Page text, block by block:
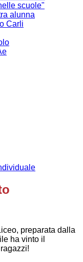
scuole"
alunna
Carli
preparata dalla
ha vinto il